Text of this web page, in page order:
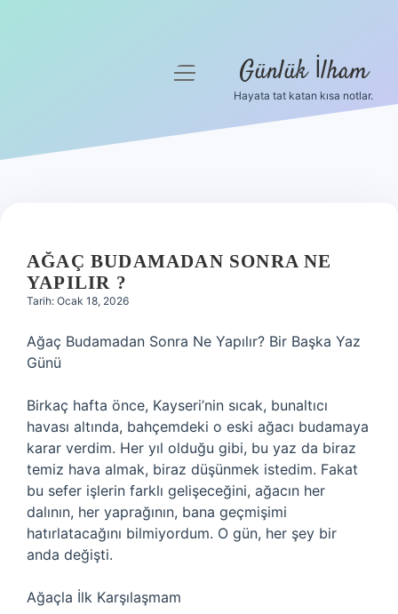
Hakkımızda
menüyü
Günlük İlham
Hayata tat katan kısa notlar.
AĞAÇ BUDAMADAN SONRA NE
YAPILIR ?
Tarih: Ocak 18, 2026
Ağaç Budamadan Sonra Ne Yapılır? Bir Başka Yaz
Günü
Birkaç hafta önce, Kayseri’nin sıcak, bunaltıcı
havası altında, bahçemdeki o eski ağacı budamaya
karar verdim. Her yıl olduğu gibi, bu yaz da biraz
temiz hava almak, biraz düşünmek istedim. Fakat
bu sefer işlerin farklı gelişeceğini, ağacın her
dalının, her yaprağının, bana geçmişimi
hatırlatacağını bilmiyordum. O gün, her şey bir
anda değişti.
Ağaçla İlk Karşılaşmam